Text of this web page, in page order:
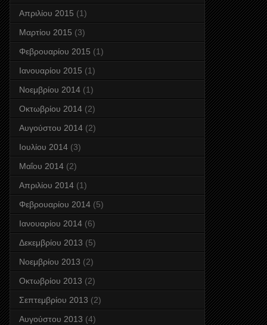
Απριλίου 2015 (1)
Μαρτίου 2015 (3)
Φεβρουαρίου 2015 (1)
Ιανουαρίου 2015 (1)
Νοεμβρίου 2014 (1)
Οκτωβρίου 2014 (2)
Αυγούστου 2014 (2)
Ιουλίου 2014 (3)
Μαΐου 2014 (2)
Απριλίου 2014 (1)
Φεβρουαρίου 2014 (5)
Ιανουαρίου 2014 (6)
Δεκεμβρίου 2013 (5)
Νοεμβρίου 2013 (2)
Οκτωβρίου 2013 (2)
Σεπτεμβρίου 2013 (2)
Αυγούστου 2013 (4)